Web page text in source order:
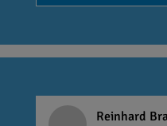
Reinhard